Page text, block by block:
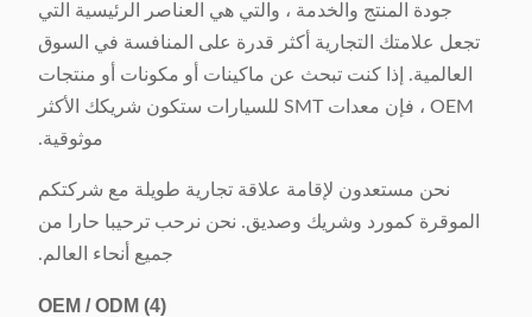
جودة المنتج والخدمة ، والتي هي العناصر الرئيسية التي
تجعل علامتك التجارية أكثر قدرة على المنافسة في السوق
العالمية. إذا كنت تبحث عن ماكينات أو مكونات أو منتجات
OEM ، فإن معدات SMT للسيارات ستكون شريكك الأكثر
موثوقية.
نحن مستعدون لإقامة علاقة تجارية طويلة مع شركتكم
الموقرة كمورد وشريك وصديق. نحن نرحب ترحيبا حارا من
جميع أنحاء العالم.
(4)
OEM / ODM